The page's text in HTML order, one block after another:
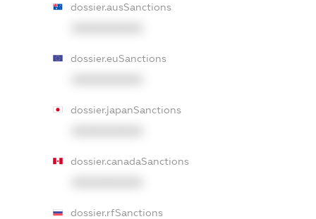
dossier.ausSanctions
dossier.euSanctions
dossier.japanSanctions
dossier.canadaSanctions
dossier.rfSanctions